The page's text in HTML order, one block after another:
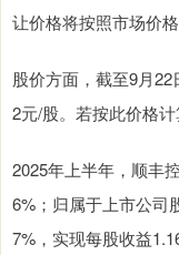
让价格将按照市场价格
股价方面，截至9月
2元/股。若按此价格计
2025年上半年，顺丰
6%；归属于上市公司
7%，实现每股收益